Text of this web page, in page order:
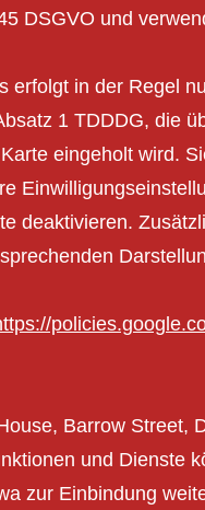
DSGVO und
erfolgt in der Regel
1 TDDDG, die
eingeholt wird.
deaktivieren.
Barrow Street,
und Dienste
zur Einbindung